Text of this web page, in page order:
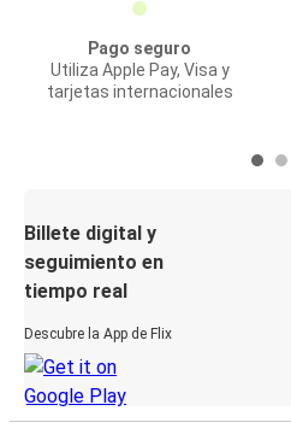
Pago seguro
Utiliza Apple Pay, Visa y
tarjetas internacionales
Billete digital y
seguimiento en
tiempo real
Descubre la App de Flix